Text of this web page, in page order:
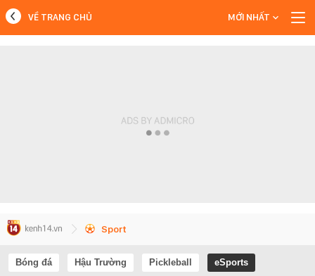
VỀ TRANG CHỦ MỚI NHẤT
Sport
Bóng đá Hậu Trường Pickleball eSports